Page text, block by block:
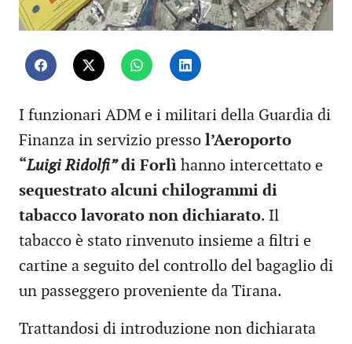
I funzionari ADM e i militari della Guardia di
Finanza in servizio presso l’Aeroporto
“Luigi Ridolfi”di Forlì hanno intercettato e
sequestrato alcuni chilogrammi di
tabacco lavorato non dichiarato. Il
tabacco è stato rinvenuto insieme a filtri e
cartine a seguito del controllo del bagaglio di
un passeggero proveniente da Tirana.
Trattandosi di introduzione non dichiarata